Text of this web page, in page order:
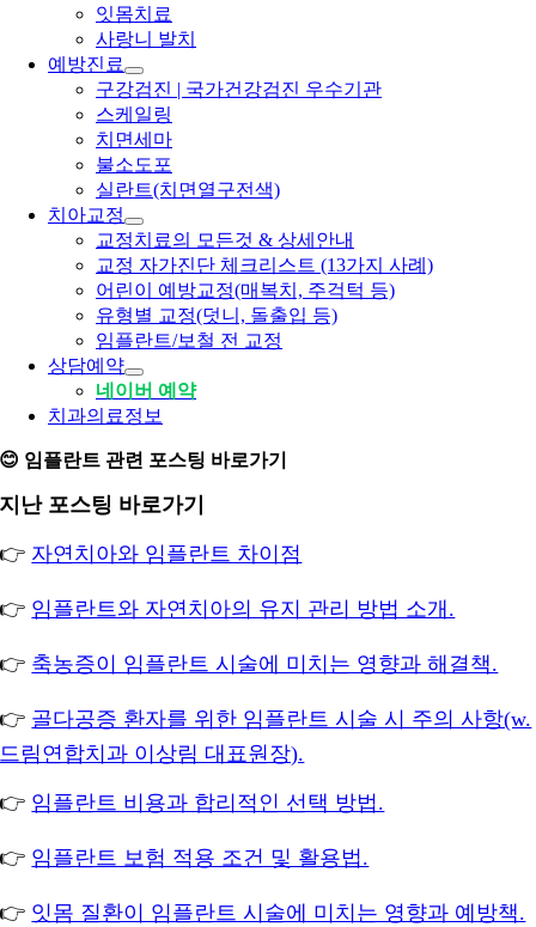
잇몸치료
사랑니 발치
예방진료
구강검진 | 국가건강검진 우수기관
스케일링
치면세마
불소도포
실란트(치면열구전색)
치아교정
교정치료의 모든것 & 상세안내
교정 자가진단 체크리스트 (13가지 사례)
어린이 예방교정(매복치, 주걱턱 등)
유형별 교정(덧니, 돌출입 등)
임플란트/보철 전 교정
상담예약
네이버 예약
치과의료정보
😊 임플란트 관련 포스팅 바로가기
지난 포스팅 바로가기
👉 자연치아와 임플란트 차이점
👉 임플란트와 자연치아의 유지 관리 방법 소개.
👉 축농증이 임플란트 시술에 미치는 영향과 해결책.
👉 골다공증 환자를 위한 임플란트 시술 시 주의 사항(w.
드림연합치과 이상림 대표원장).
👉 임플란트 비용과 합리적인 선택 방법.
👉 임플란트 보험 적용 조건 및 활용법.
👉 잇몸 질환이 임플란트 시술에 미치는 영향과 예방책.